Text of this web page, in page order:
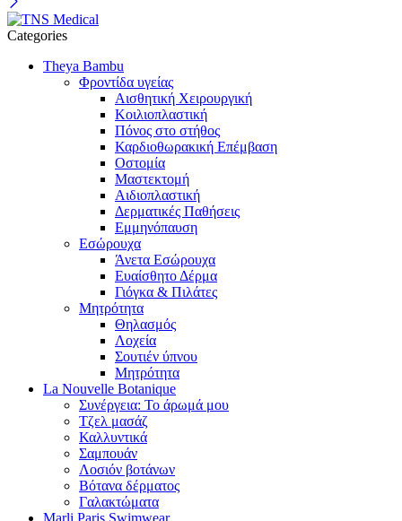
Categories
Theya Bambu
Φροντίδα υγείας
Αισθητική Χειρουργική
Κοιλιοπλαστική
Πόνος στο στήθος
Καρδιοθωρακική Επέμβαση
Οστομία
Μαστεκτομή
Αιδιοπλαστική
Δερματικές Παθήσεις
Εμμηνόπαυση
Εσώρουχα
Άνετα Εσώρουχα
Ευαίσθητο Δέρμα
Γιόγκα & Πιλάτες
Μητρότητα
Θηλασμός
Λοχεία
Σουτιέν ύπνου
Μητρότητα
La Nouvelle Botanique
Συνέργεια: Το άρωμά μου
Τζελ μασάζ
Καλλυντικά
Σαμπουάν
Λοσιόν βοτάνων
Βότανα δέρματος
Γαλακτώματα
Marli Paris Swimwear